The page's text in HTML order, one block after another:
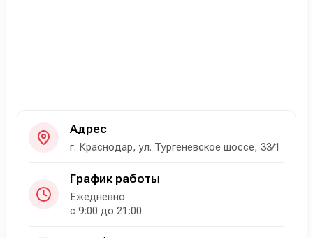
Адрес
г. Краснодар, ул. Тургеневское шоссе, 33/1
График работы
Ежедневно
с 9:00 до 21:00